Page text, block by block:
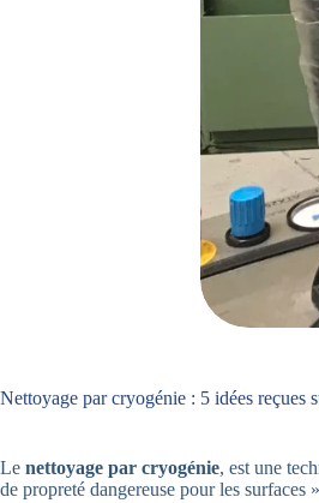
Nettoyage par cryogénie : 5 idées reçues
Le nettoyage par cryogénie, est une
de propreté dangereuse pour les surfaces